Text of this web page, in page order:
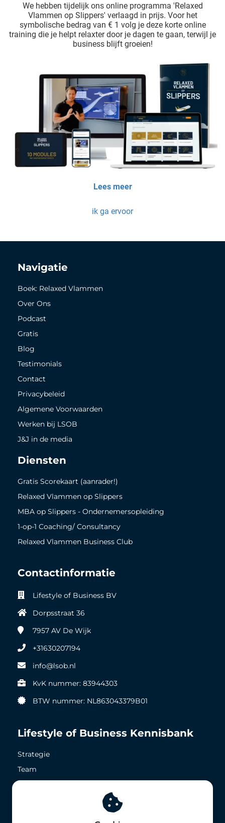
We hebben tijdelijk ons online programma 'Relaxed
Vlammen op Slippers' verlaagd in prijs. Voor het
symbolische bedrag van € 1 volg je deze korte online
training die je helpt relaxter door je dagen te gaan, terwijl je
business blijft groeien!
Lees meer
ik ga ervoor
Navigatie
Boek: Relaxed Vlammen
Over Ons
Podcast
Gratis
Blog
Testimonials
Contact
Privacybeleid
Algemene Voorwaarden
Werken bij LSOB
J&J in de media
Diensten
Gratis Scorekaart (aanrader!)
Relaxed Vlammen op Slippers
MBA op Slippers - Ondernemersopleiding
1-op-1 Coaching/ Consultancy
Relaxed Vlammen Business Club
Contactinformatie
Lifestyle of Business BV
Dorpsstraat 36
7957 AV De Wijk
+31630207194
info@lsob.nl
KvK nummer: 83944303
BTW nummer: NL863043379B01
Lifestyle of Business Kennisbank
Strategie
Team